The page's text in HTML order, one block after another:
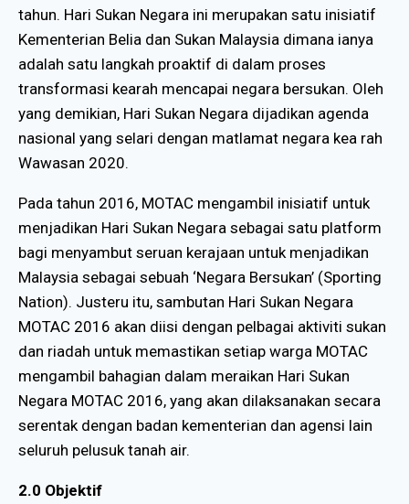
tahun. Hari Sukan Negara ini merupakan satu inisiatif
Kementerian Belia dan Sukan Malaysia dimana ianya
adalah satu langkah proaktif di dalam proses
transformasi kearah mencapai negara bersukan. Oleh
yang demikian, Hari Sukan Negara dijadikan agenda
nasional yang selari dengan matlamat negara kea rah
Wawasan 2020.
Pada tahun 2016, MOTAC mengambil inisiatif untuk
menjadikan Hari Sukan Negara sebagai satu platform
bagi menyambut seruan kerajaan untuk menjadikan
Malaysia sebagai sebuah ‘Negara Bersukan’ (Sporting
Nation). Justeru itu, sambutan Hari Sukan Negara
MOTAC 2016 akan diisi dengan pelbagai aktiviti sukan
dan riadah untuk memastikan setiap warga MOTAC
mengambil bahagian dalam meraikan Hari Sukan
Negara MOTAC 2016, yang akan dilaksanakan secara
serentak dengan badan kementerian dan agensi lain
seluruh pelusuk tanah air.
2.0 Objektif